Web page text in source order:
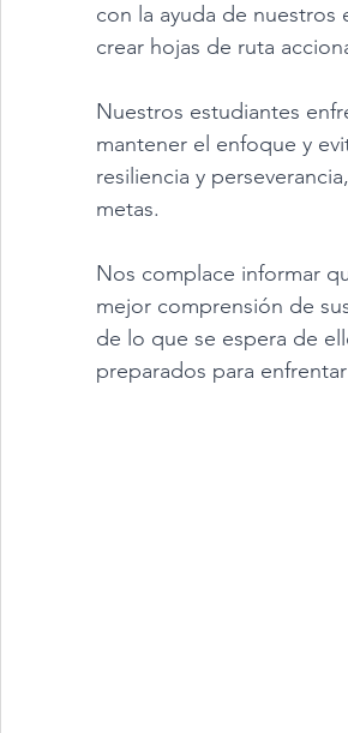
con la ayuda de
crear hojas de ruta
Nuestros estudiantes
mantener el enfoque y
resiliencia y
metas.
Nos complace informar
mejor comprensión de
de lo que se espera de
preparados para